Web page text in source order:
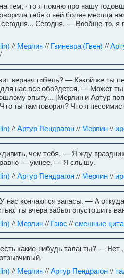
тем, что я помню про нашу
тебе о ней более месяца
сегодня... Сегодня. — Вообще-то,
// Мерлин// Гвиневра (Гвен) //
верная гибель? — Какой же ты
для нас все обойдется. — Может
опыту... [Мерлин и Артур
ты там говорил? Что я
//Артур Пендрагон// Мерлин//
чем тебя. — Я жду
— умнее. — Я слышу.
//Артур Пендрагон// Мерлин//
нас кончаются запасы. — А
ты вчера забыл опустошить
// Мерлин// Гаюс //смешные
какие-нибудь таланты? — Нет
// Мерлин//Артур Пендрагон//